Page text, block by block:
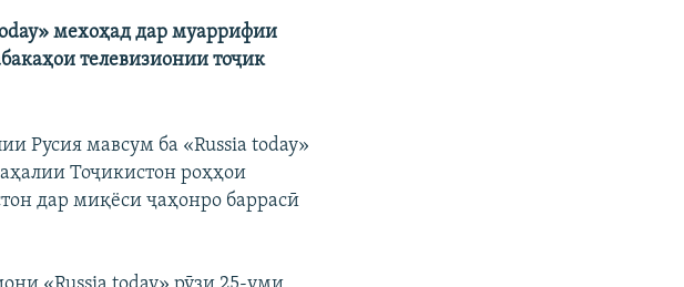
мехоҳад дар муаррифии
телевизионии тоҷик
Русия мавсум ба «Russia today»
Тоҷикистон роҳҳои
дар миқёси ҷаҳонро баррасӣ